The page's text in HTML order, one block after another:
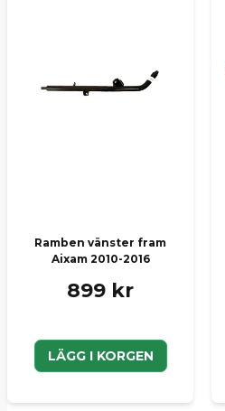
Ramben vänster fram
Aixam 2010-2016
899 kr
LÄGG I KORGEN